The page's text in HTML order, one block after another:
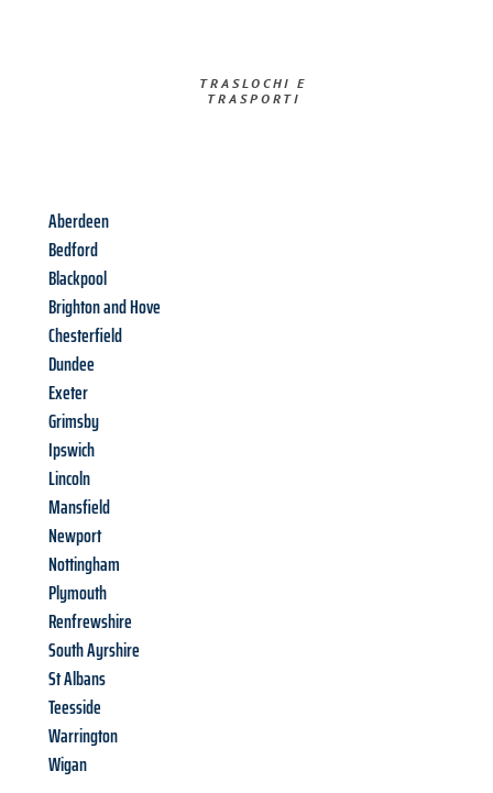
TRASLOCHI E
TRASPORTI​
Aberdeen
Bedford
Blackpool
Brighton and Hove
Chesterfield
Dundee
Exeter
Grimsby
Ipswich
Lincoln
Mansfield
Newport
Nottingham
Plymouth
Renfrewshire
South Ayrshire
St Albans
Teesside
Warrington
Wigan